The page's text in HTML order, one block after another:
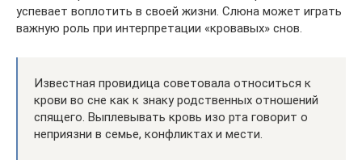
успевает воплотить в своей жизни. Слюна может играть
важную роль при интерпретации «кровавых» снов.
Известная провидица советовала относиться к
крови во сне как к знаку родственных отношений
спящего. Выплевывать кровь изо рта говорит о
неприязни в семье, конфликтах и мести.